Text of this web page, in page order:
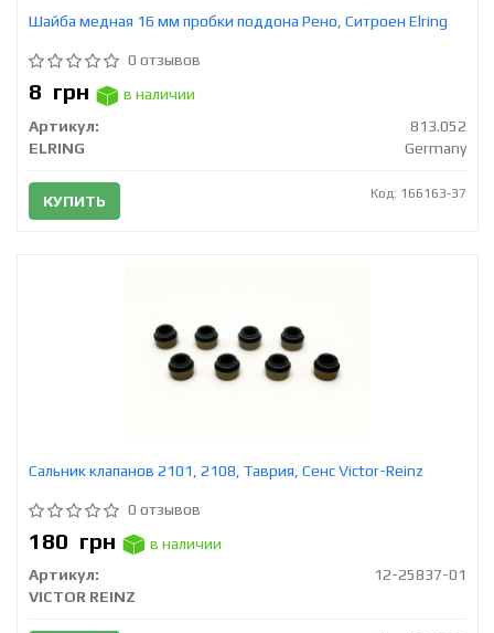
Шайба медная 16 мм пробки поддона Рено, Ситроен Elring
0 отзывов
8 грн
в наличии
Артикул:
813.052
ELRING
Germany
КУПИТЬ Код: 166163-37
Сальник клапанов 2101, 2108, Таврия, Сенс Victor-Reinz
0 отзывов
180 грн
в наличии
Артикул:
12-25837-01
VICTOR REINZ